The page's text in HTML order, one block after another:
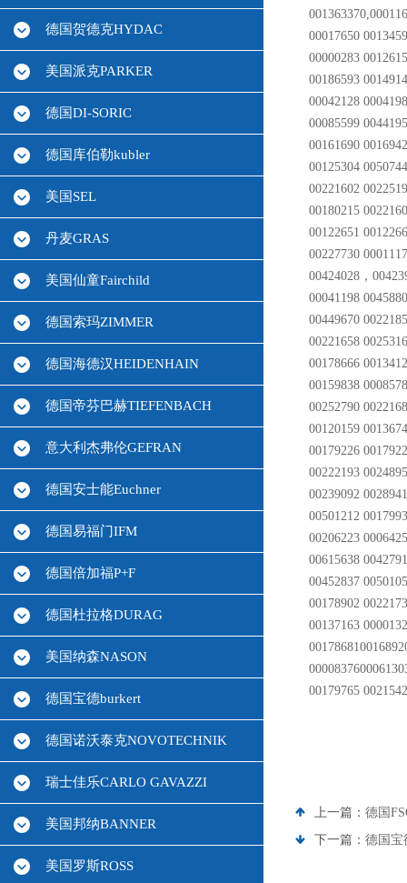
德国贺德克HYDAC
美国派克PARKER
德国DI-SORIC
德国库伯勒kubler
美国SEL
丹麦GRAS
美国仙童Fairchild
德国索玛ZIMMER
德国海德汉HEIDENHAIN
德国帝芬巴赫TIEFENBACH
意大利杰弗伦GEFRAN
德国安士能Euchner
德国易福门IFM
德国倍加福P+F
德国杜拉格DURAG
美国纳森NASON
德国宝德burkert
德国诺沃泰克NOVOTECHNIK
瑞士佳乐CARLO GAVAZZI
美国邦纳BANNER
美国罗斯ROSS
00017650
00000283
00186593
00042128
00085599
00161690
00125304
00221602
00180215
00122651
00227730
00424028，
00041198
00449670
00221658
00178666
00159838
00252790
00120159
00179226
00222193
00239092
00501212
00206223
00615638
00452837
00178902
00137163
00179765
上一篇： 德国
下一篇： 德国宝